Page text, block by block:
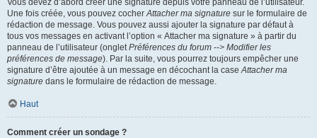
Vous devez d’abord créer une signature depuis votre panneau de l’utilisateur.
Une fois créée, vous pouvez cocherAttacher ma signature sur le formulaire de
rédaction de message. Vous pouvez aussi ajouter la signature par défaut à
tous vos messages en activant l’option « Attacher ma signature » à partir du
panneau de l’utilisateur (ongletPréférences du forum --> Modifier les
préférences de message). Par la suite, vous pourrez toujours empêcher une
signature d’être ajoutée à un message en décochant la caseAttacher ma
signature dans le formulaire de rédaction de message.
Haut
Comment créer un sondage ?